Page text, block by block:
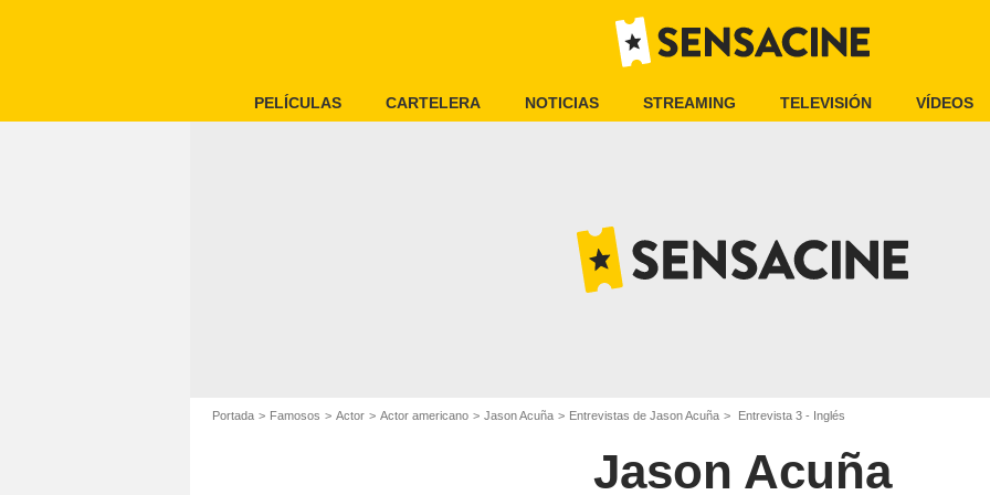
PELÍCULAS CARTELERA NOTICIAS STREAMING TELEVISIÓN VÍDEOS
Portada Famosos Actor Actor americano Jason Acuña Entrevistas de Jason Acuña Entrevista 3 - Inglés
Jason Acuña